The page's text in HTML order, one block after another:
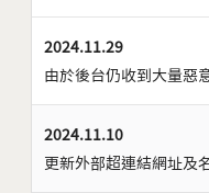
2024.11.29
由於後台仍收到大量惡
2024.11.10
更新外部超連結網址及